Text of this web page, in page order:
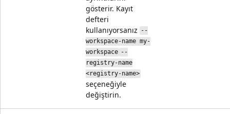
gösterir. Kayıt
defteri
kullanıyorsanız
--
workspace-name my-
workspace --
registry-name
<registry-name>
seçeneğiyle
değiştirin.